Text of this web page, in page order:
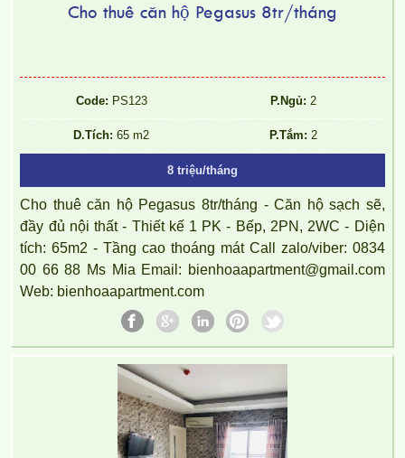
Cho thuê căn hộ Pegasus 8tr/tháng
Code: PS123 P.Ngủ: 2
D.Tích: 65 m2 P.Tắm: 2
8 triệu/tháng
Cho thuê căn hộ Pegasus 8tr/tháng - Căn hộ sạch sẽ,
đầy đủ nội thất - Thiết kế 1 PK - Bếp, 2PN, 2WC - Diện
tích: 65m2 - Tầng cao thoáng mát Call zalo/viber: 0834
00 66 88 Ms Mia Email: bienhoaapartment@gmail.com
Web: bienhoaapartment.com